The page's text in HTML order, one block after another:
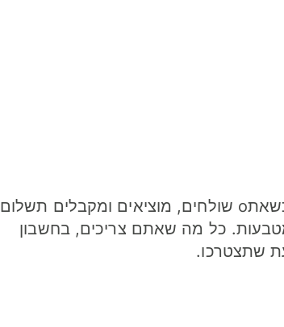
חסכו כסף כשאתo שולחים, מוציאים ומקבלים תשלום
40 מטבעות. כל מה שאתם צריכים, בחשבון
שתצטרכו.